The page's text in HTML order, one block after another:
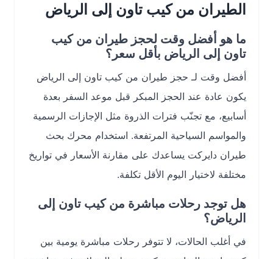
الطيران من كيب تاون إلى الرياض
ما هو أفضل وقت لحجز طيران من كيب
تاون إلى الرياض بأقل سعر؟
أفضل وقت لـ حجز طيران من كيب تاون إلى الرياض
يكون عادة عند الحجز المبكر قبل موعد السفر بعدة
أسابيع، مع تجنّب فترات الذروة مثل الإجازات الرسمية
والمواسم السياحية المرتفعة. استخدام محرك بحث
طيران دايركت يساعدك على مقارنة الأسعار في تواريخ
مختلفة لاختيار اليوم الأقل تكلفة.
هل توجد رحلات مباشرة من كيب تاون إلى
الرياض؟
في أغلب الحالات، لا تتوفر رحلات مباشرة يومية بين